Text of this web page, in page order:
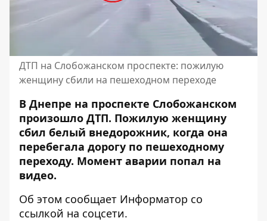
ДТП на Слобожанском проспекте: пожилую
женщину сбили на пешеходном переходе
В Днепре на проспекте Слобожанском
произошло ДТП. Пожилую женщину
сбил белый внедорожник, когда она
перебегала дорогу по пешеходному
переходу. Момент аварии попал на
видео.
Об этом сообщает Информатор со
ссылкой на соцсети.